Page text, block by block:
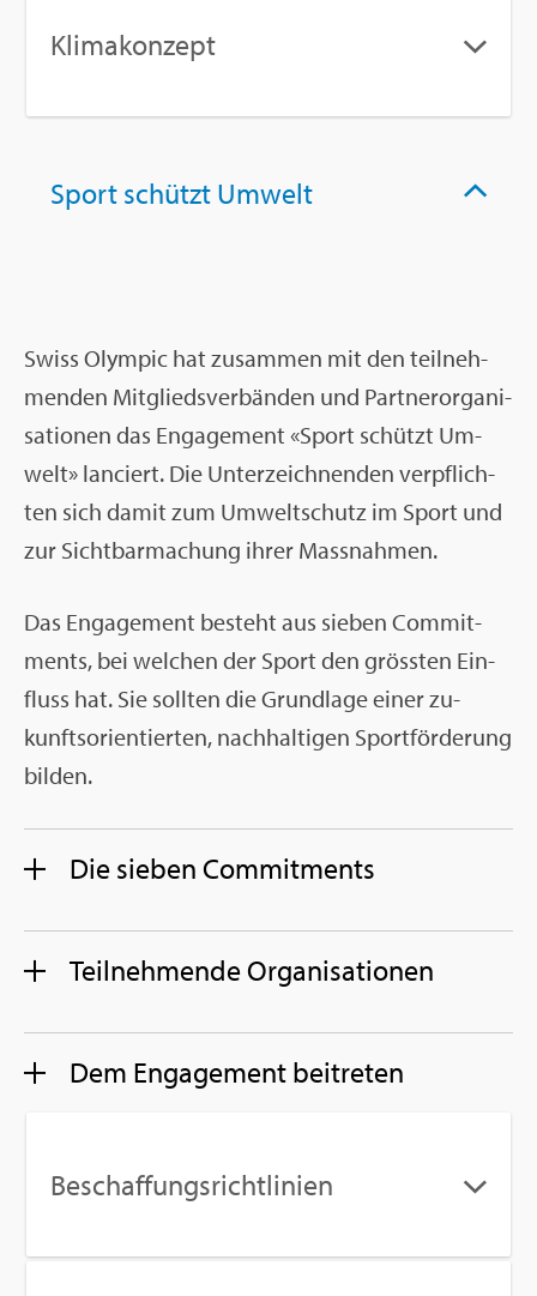
Kli­ma­kon­zept
Sport schützt Um­welt
Swiss Olym­pic hat zu­sam­men mit den teil­neh­
men­den Mit­glieds­ver­bän­den und Part­ner­or­ga­ni­
sa­tio­nen das En­ga­ge­ment «Sport schützt Um­
welt» lan­ciert. Die Un­ter­zeich­nen­den ver­pflich­
ten sich damit zum Um­welt­schutz im Sport und
zur Sicht­bar­ma­chung ihrer Mass­nah­men.
Das En­ga­ge­ment be­steht aus sie­ben Com­mit­
ments, bei wel­chen der Sport den gröss­ten Ein­
fluss hat. Sie soll­ten die Grund­la­ge einer zu­
kunfts­ori­en­tier­ten, nach­hal­ti­gen Sport­för­de­rung
bil­den.
Die sie­ben Com­mit­ments
Teil­neh­men­de Or­ga­ni­sa­tio­nen
Dem En­ga­ge­ment bei­tre­ten
Be­schaf­fungs­richt­li­ni­en